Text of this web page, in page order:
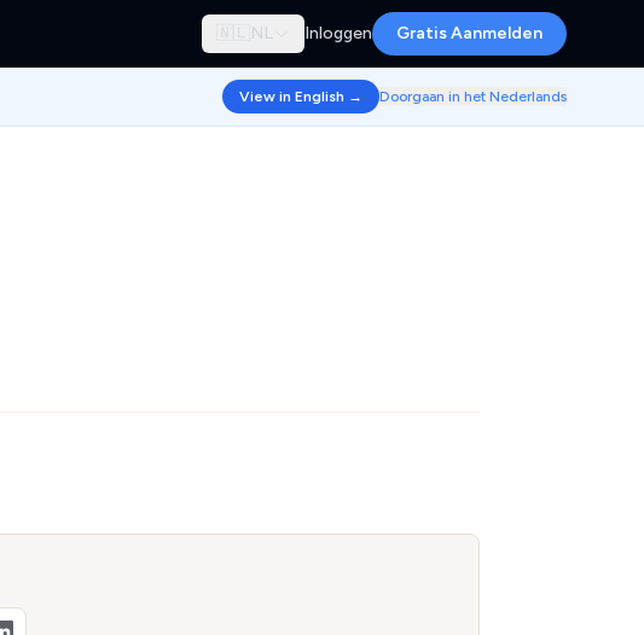
🇳🇱 NL Inloggen Gratis Aanmelden
View in English → Doorgaan in het Nederlands